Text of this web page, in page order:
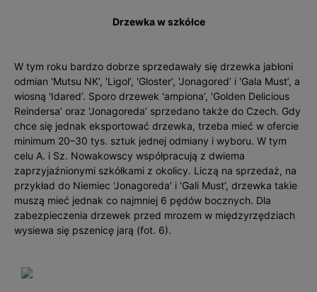
Drzewka w szkółce
W tym roku bardzo dobrze sprzedawały się drzewka jabłoni
odmian 'Mutsu NK’, 'Ligol’, 'Gloster’, 'Jonagored’ i 'Gala Must’, a
wiosną 'Idared’. Sporo drzewek 'ampiona’, 'Golden Delicious
Reindersa’ oraz 'Jonagoreda’ sprzedano także do Czech. Gdy
chce się jednak eksportować drzewka, trzeba mieć w ofercie
minimum 20–30 tys. sztuk jednej odmiany i wyboru. W tym
celu A. i Sz. Nowakowscy współpracują z dwiema
zaprzyjaźnionymi szkółkami z okolicy. Liczą na sprzedaż, na
przykład do Niemiec 'Jonagoreda’ i 'Gali Must’, drzewka takie
muszą mieć jednak co najmniej 6 pędów bocznych. Dla
zabezpieczenia drzewek przed mrozem w międzyrzędziach
wysiewa się pszenicę jarą (fot. 6).